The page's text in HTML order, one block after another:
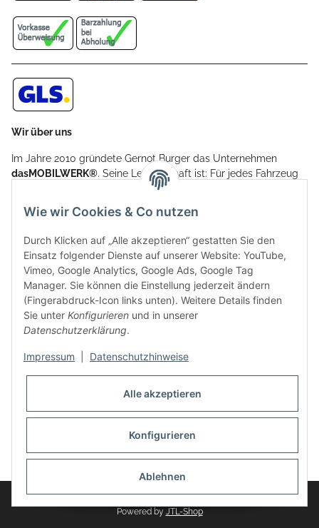
Wir über uns
Im Jahre 2010 gründete Gernot Burger das Unternehmen
dasMOBILWERK®. Seine Leidenschaft ist: Für jedes Fahrzeug
ein Car Cover anzubieten - passgenau und individuell.
weitere Produkte, wie Reifenschuhe, Hardtopständer hinzu.
sind mit hochwertigen Techniken und Materialien gefertigt.
dasMOBILWERK® ist seit der Gründung ein
Familienunternehmen, welches sich seit 2010 auf
Wachstumskurs befindet. Hier haben Sie zu den üblichen
Geschäftszeiten immer einen persönlichen Ansprechpartner,
sofern Sie Fragen rund um die Produkte von dasMOBILWERK
* Alle Preise inkl. gesetzlicher USt., zzgl.Versand
Powered by JTL-Shop
Wie wir Cookies & Co nutzen
Durch Klicken auf „Alle akzeptieren“ gestatten Sie den
Einsatz folgender Dienste auf unserer Website: YouTube,
Vimeo, Google Analytics, Google Ads, Google Tag
Manager. Sie können die Einstellung jederzeit ändern
(Fingerabdruck-Icon links unten). Weitere Details finden
Sie unter Konfigurieren und in unserer
Datenschutzerklärung.
Impressum Datenschutzhinweise
Alle akzeptieren
Konfigurieren
Ablehnen